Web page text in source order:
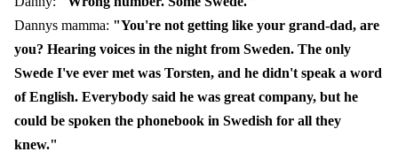
Dannys mamma: "You're not getting like your grand-dad, are
you? Hearing voices in the night from Sweden. The only
Swede I've ever met was Torsten, and he didn't speak a word
of English. Everybody said he was great company, but he
could be spoken the phonebook in Swedish for all they
knew."